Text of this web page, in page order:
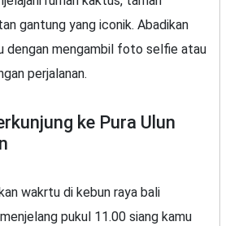
gantung yang iconik. Abadikan
dengan mengambil foto selfie atau
perjalanan.
ke Pura Ulun
wakrtu di kebun raya bali
pukul 11.00 siang kamu